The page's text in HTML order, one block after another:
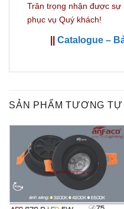
Trân trọng nhận được
phục vụ Quý khách!
Catalogue –
SẢN PHẨM TƯƠNG TỰ